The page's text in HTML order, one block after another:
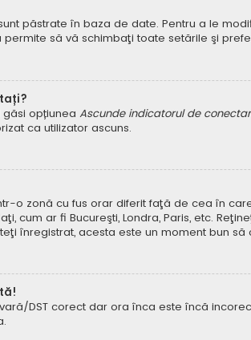
păstrate în baza de date. Pentru a le
să vă schimbaţi toate setările şi
găsi opțiunea Ascunde indicatorul de
ca utilizator ascuns.
zonă cu fus orar diferit faţă de cea în
cum ar fi Bucureşti, Londra, Paris, etc.
înregistrat, acesta este un moment bun să
DST corect dar ora înca este încă